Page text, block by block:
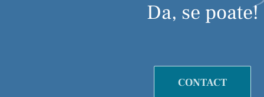
Da, se poate!
CONTACT